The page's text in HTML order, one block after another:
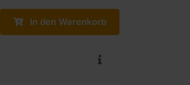
In den Warenkorb